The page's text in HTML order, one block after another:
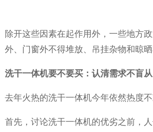
除开这些因素在起作用外，一些地方
外、门窗外不得堆放、吊挂杂物和晾
洗干一体机要不要买：认清需求不盲从
去年火热的洗干一体机今年依然热度
首先，讨论洗干一体机的优劣之前，